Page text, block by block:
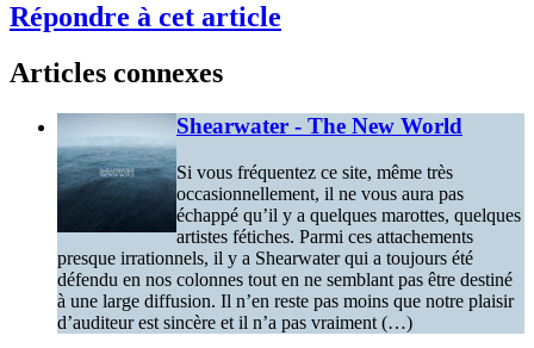
Répondre à cet article
Articles connexes
Shearwater - The New World
Si vous fréquentez ce site, même très
occasionnellement, il ne vous aura pas
échappé qu’il y a quelques marottes, quelques
artistes fétiches. Parmi ces attachements
presque irrationnels, il y a Shearwater qui a toujours été
défendu en nos colonnes tout en ne semblant pas être destiné
à une large diffusion. Il n’en reste pas moins que notre plaisir
d’auditeur est sincère et il n’a pas vraiment (…)